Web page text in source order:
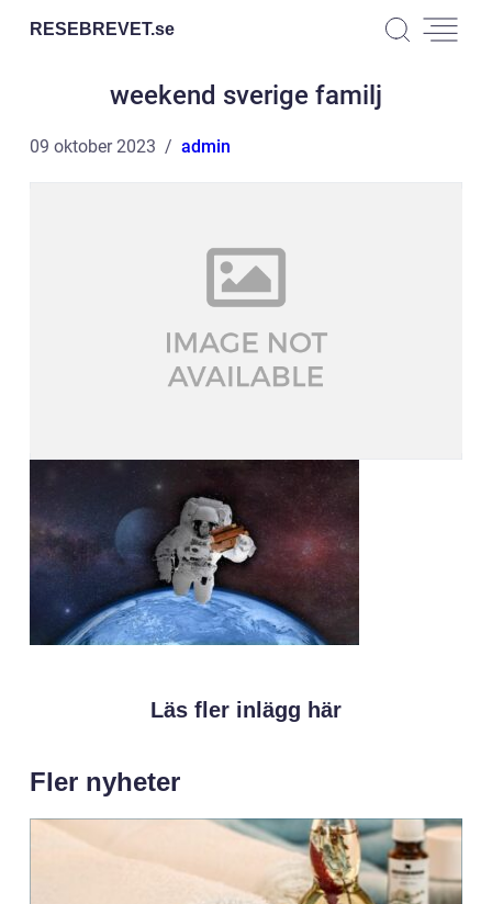
RESEBREVET.se
weekend sverige familj
09 oktober 2023 admin
Läs fler inlägg här
Fler nyheter